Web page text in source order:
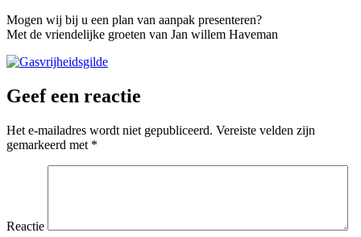
Mogen wij bij u een plan van aanpak presenteren?
Met de vriendelijke groeten van Jan willem Haveman
Geef een reactie
Het e-mailadres wordt niet gepubliceerd. Vereiste velden zijn
gemarkeerd met *
Reactie